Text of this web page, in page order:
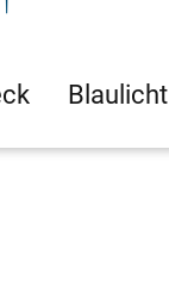
Blaulicht